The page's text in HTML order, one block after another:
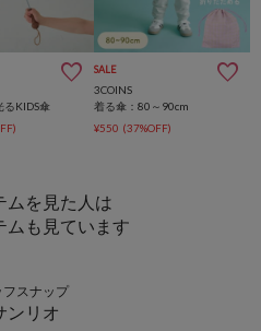
るKIDS傘
SALE
3COINS
着る傘：80～90cm
¥550 (37%OFF)
ムを見た人は
ムも見ています
フスナップ
ンリオ